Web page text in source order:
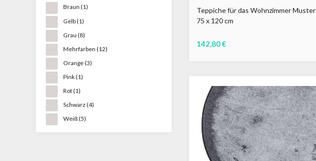
Braun (1)
Gelb(1)
Grau (8)
Mehrfarben (12)
Orange(3)
Pink(1)
Rot(1)
Schwarz (4)
Weiß(5)
Teppiche für das Wohnzimmer Muster
75 x 120 cm
142,80 €